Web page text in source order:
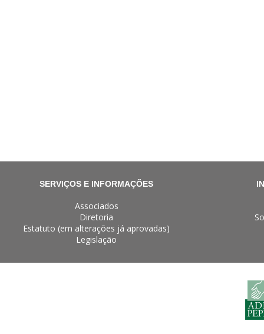
SERVIÇOS E INFORMAÇÕES
Associados
Diretoria
Estatuto (em alterações já aprovadas)
Legislação